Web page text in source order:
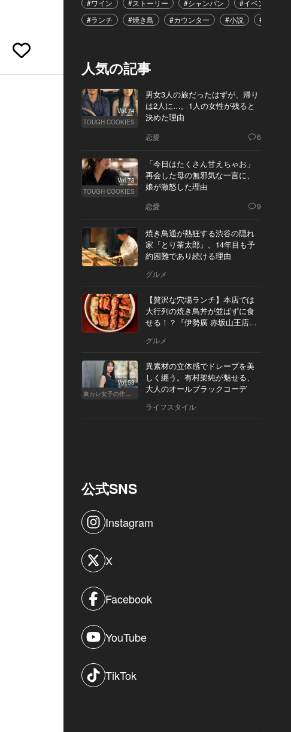
#ワイン #ストーリー #シャンパン #イベント
#ランチ
#焼き鳥 #カウンター #小説 #恋愛
人気の記事
Vol.74
TOUGH COOKIES
男女3人の旅だったはずが、帰り
は2人に…。1人の女性が残ると
決めた理由
恋愛 6
Vol.73
TOUGH COOKIES
「今日はたくさん甘えちゃお」
再会した母の無邪気な一言に、
娘が激怒した理由
恋愛 9
焼き鳥通が熱狂する渋谷の隠れ
家『とり茶太郎』。14年目も予
約困難であり続ける理由
グルメ
【贅沢な穴場ランチ】本店では
大行列の焼き鳥丼が並ばずに食
せる！？『伊勢廣 赤坂山王店』
グルメ
Vol.53
東カレ女子の作り方
異素材の立体感でドレープを美
しく纏う。有村架純が魅せる、
大人のオールブラックコーデ
ライフスタイル
公式SNS
Instagram
X
Facebook
YouTube
TikTok